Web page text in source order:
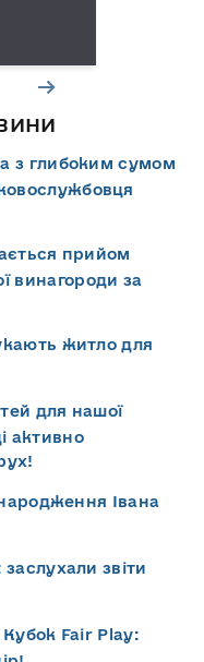
з глибоким сумом
прийом
винагороди за
житло для
для нашої
активно
Івана
звіти
Fair Play: